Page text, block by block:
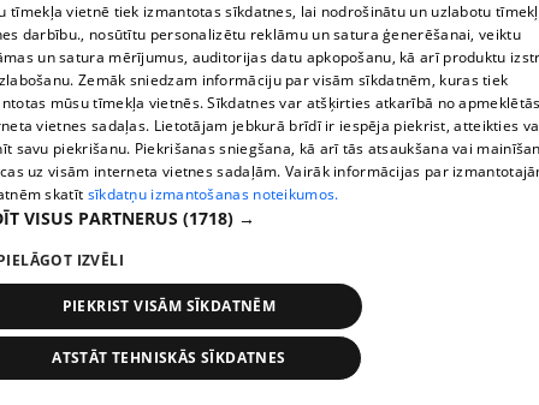
pirms 1 nedēļas, 1 dienas 00:02:49
Ogas un sēnes šogad dārgākas, bet uzpirkšanas
punktos to krietni mazāk
409. epizode
tīmekļa vietnē tiek izmantotas sīkdatnes, lai nodrošinātu un uzlabotu
darbību., nosūtītu personalizētu reklāmu un satura ģenerēšanai, veiktu
un satura mērījumus, auditorijas datu apkopošanu, kā arī produktu
Zemāk sniedzam informāciju par visām sīkdatnēm, kuras tiek
mūsu tīmekļa vietnēs. Sīkdatnes var atšķirties atkarībā no
vietnes sadaļas. Lietotājam jebkurā brīdī ir iespēja piekrist, atteikties
savu piekrišanu. Piekrišanas sniegšana, kā arī tās atsaukšana vai
uz visām interneta vietnes sadaļām. Vairāk informācijas par
skatīt sīkdatņu izmantošanas noteikumos.
VISUS PARTNERUS (1718) →
IZVĒLI
PIEKRIST VISĀM SĪKDATNĒM
ATSTĀT TEHNISKĀS SĪKDATNES